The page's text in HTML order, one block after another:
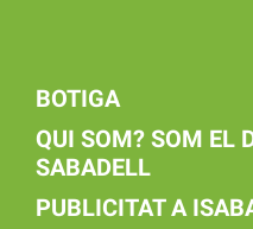
BOTIGA
QUI SOM? SOM EL
SABADELL
PUBLICITAT A